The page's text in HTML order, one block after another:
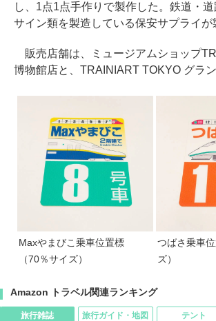
し、1点1点手作りで製作した。鉄道・
サイン類を製造している保安サプライが
販売店舗は、ミュージアムショップ
博物館店と、TRAINIART TOKYO グラン
Maxやまびこ乗車位置標
（70％サイズ）
つばさ乗車
ズ）
Amazon トラベル関連ランキング
旅行雑誌 旅行ガイド・地図 テント